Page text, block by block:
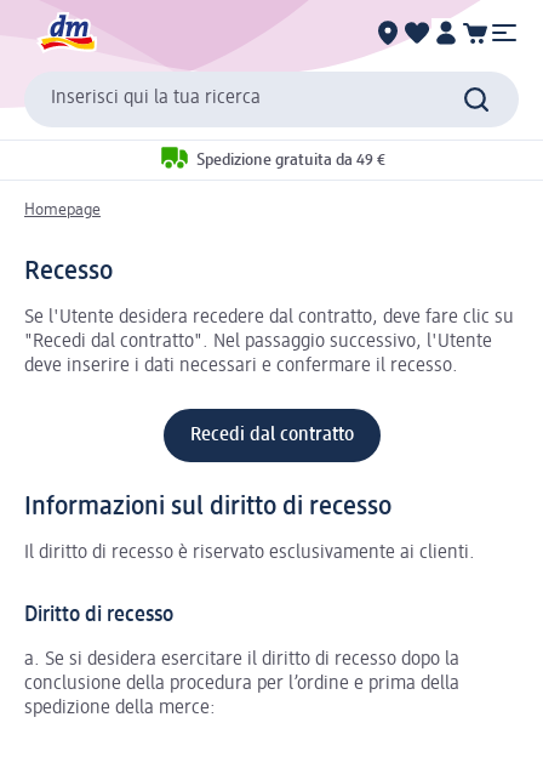
Inserisci qui la tua ricerca
Spedizione gratuita da 49 €
Homepage
Recesso
Se l'Utente desidera recedere dal contratto, deve fare clic su
"Recedi dal contratto". Nel passaggio successivo, l'Utente
deve inserire i dati necessari e confermare il recesso.
Recedi dal contratto
Informazioni sul diritto di recesso
Il diritto di recesso è riservato esclusivamente ai clienti.
Diritto di recesso
a. Se si desidera esercitare il diritto di recesso dopo la
conclusione della procedura per l’ordine e prima della
spedizione della merce: